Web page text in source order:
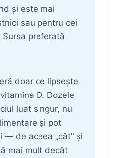
și este mai
sau pentru cei
preferată
doar ce lipsește,
D. Dozele
luat singur, nu
și pot
— de aceea „cât" și
mai mult decât